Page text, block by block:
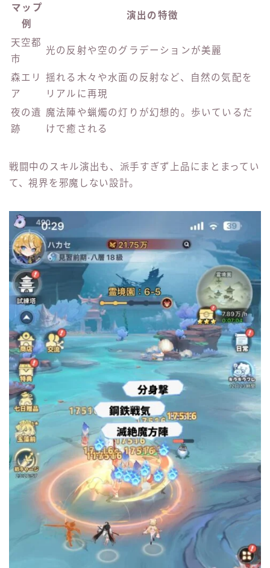
マップ
例
演出の特徴
天空都
市
光の反射や空のグラデーションが美麗
森エリ
ア
揺れる木々や水面の反射など、自然の気配を
リアルに再現
夜の遺
跡
魔法陣や蝋燭の灯りが幻想的。歩いているだ
けで癒される
戦闘中のスキル演出も、派手すぎず上品にまとまってい
て、視界を邪魔しない設計。